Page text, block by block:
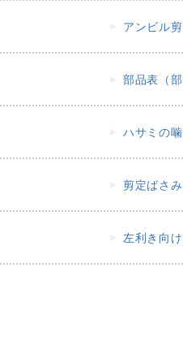
アンビル
部品表（
ハサミの
剪定ばさ
左利き向